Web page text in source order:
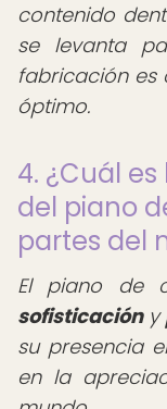
contenido
se levanta
fabricación es
óptimo.
4. ¿Cuál
del piano
partes del
El piano de
sofisticacióny
su presencia
en la